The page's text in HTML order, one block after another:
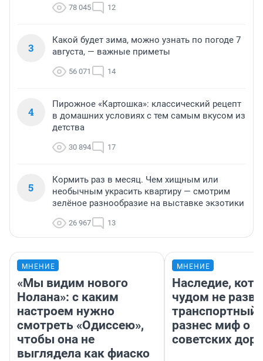
78 045 12
3
Какой будет зима, можно узнать по погоде 7
августа, — важные приметы
56 071 14
4
Пирожное «Картошка»: классический рецепт
в домашних условиях с тем самым вкусом из
детства
30 894 17
5
Кормить раз в месяц. Чем хищным или
необычным украсить квартиру — смотрим
зелёное разнообразие на выставке экзотики
26 967 13
МНЕНИЕ
«Мы видим нового
Нолана»: с каким
настроем нужно
смотреть «Одиссею»,
чтобы она не
выглядела как фиаско
МНЕНИЕ
Наследие,
чудом не
транспортный
разнес миф о
советских